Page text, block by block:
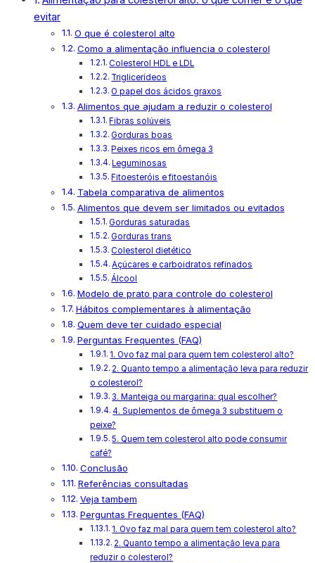
evitar
O que é colesterol alto
Como a alimentação influencia o colesterol
Colesterol HDL e LDL
Triglicerídeos
O papel dos ácidos graxos
Alimentos que ajudam a reduzir o colesterol
Fibras solúveis
Gorduras boas
Peixes ricos em ômega 3
Leguminosas
Fitoesteróis e fitoestanóis
Tabela comparativa de alimentos
Alimentos que devem ser limitados ou evitados
Gorduras saturadas
Gorduras trans
Colesterol dietético
Açúcares e carboidratos refinados
Álcool
Modelo de prato para controle do colesterol
Hábitos complementares à alimentação
Quem deve ter cuidado especial
Perguntas Frequentes (FAQ)
1. Ovo faz mal para quem tem colesterol alto?
2. Quanto tempo a alimentação leva para reduzir
o colesterol?
3. Manteiga ou margarina: qual escolher?
4. Suplementos de ômega 3 substituem o
peixe?
5. Quem tem colesterol alto pode consumir
café?
Conclusão
Referências consultadas
Veja tambem
Perguntas Frequentes (FAQ)
1. Ovo faz mal para quem tem colesterol alto?
2. Quanto tempo a alimentação leva para
reduzir o colesterol?